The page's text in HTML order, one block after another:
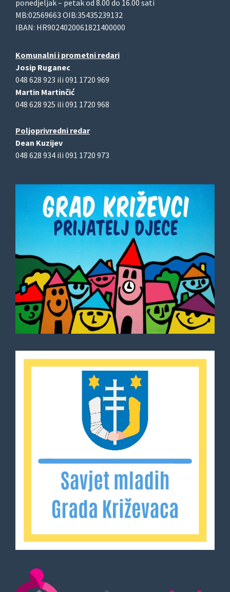
ponedjeljak – petak od 8.00 do 16.00 sati
MB:02569663 OIB:35435239132
IBAN: HR9024020061821400000
Komunalni i prometni redari
Josip Ruganec
048 628 923 ili 091 1720 969
Martin Martinčić
048 628 925 ili 091 1720 968
Poljoprivredni redar
Dean Kuzijev
048 628 934 ili 091 1720 973